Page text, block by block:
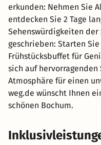
erkunden: Nehmen Sie
entdecken Sie 2 Tage
Sehenswürdigkeiten
geschrieben: Starten
Frühstücksbuffet für
sich auf
Atmosphäre für einen
weg.de wünscht Ihnen
schönen Bochum.